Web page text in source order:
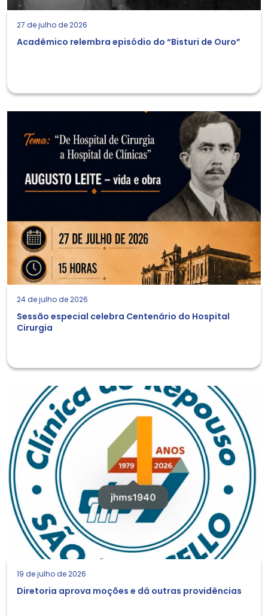
27 de julho de 2026
Acadêmico relembra episódio do “Bisturi de Ouro”
24 de julho de 2026
Sessão especial celebra Centenário do Hospital
Cirurgia
19 de julho de 2026
Diretoria aprova moções e dá outras providências